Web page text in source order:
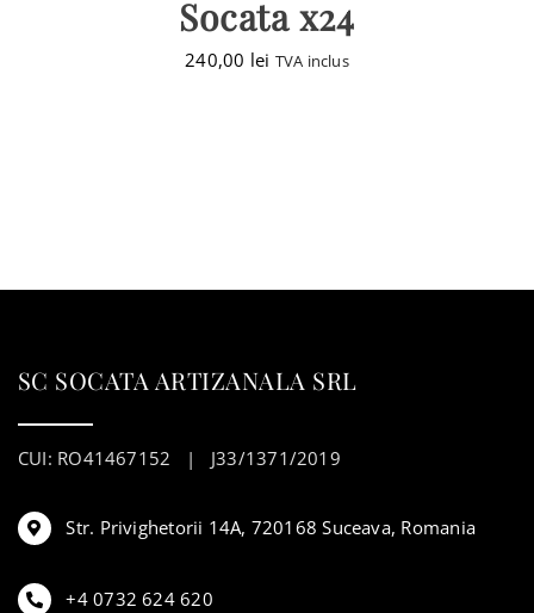
Socata x24
240,00 lei TVA inclus
SC SOCATA ARTIZANALA SRL
CUI: RO41467152 | J33/1371/2019
Str. Privighetorii 14A, 720168 Suceava, Romania
+4 0732 624 620